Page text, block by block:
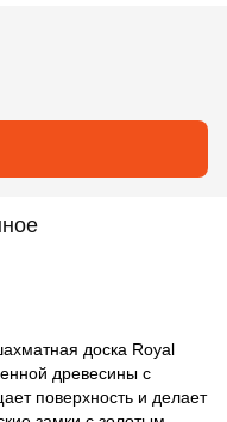
доска Royal
древесины с
поверхность и делает